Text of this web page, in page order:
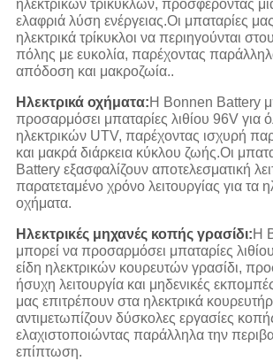
ηλεκτρικών τρίκυκλων, προσφέροντας
ελαφριά λύση ενέργειας.Οι μπαταρίες
ηλεκτρικά τρίκυκλοι να περιηγούνται
πόλης με ευκολία, παρέχοντας
απόδοση και μακροζωία..
Ηλεκτρικά οχήματα:Η Bonnen Battery
προσαρμόσει μπαταρίες λιθίου 96V για
ηλεκτρικών UTV, παρέχοντας ισχυρή
και μακρά διάρκεια κύκλου ζωής.Οι
Battery εξασφαλίζουν αποτελεσματική
παρατεταμένο χρόνο λειτουργίας για τα
οχήματα.
Ηλεκτρικές μηχανές κοπής γρασίδι:Η
μπορεί να προσαρμόσει μπαταρίες
είδη ηλεκτρικών κουρευτών γρασίδι,
ήσυχη λειτουργία και μηδενικές
μας επιτρέπουν στα ηλεκτρικά
αντιμετωπίζουν δύσκολες εργασίες
ελαχιστοποιώντας παράλληλα την
επίπτωση.